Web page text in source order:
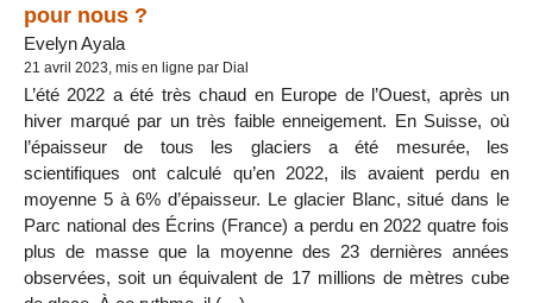
pour nous ?
Evelyn Ayala
21 avril 2023, mis en ligne par Dial
L’été 2022 a été très chaud en Europe de l’Ouest, après un
hiver marqué par un très faible enneigement. En Suisse, où
l’épaisseur de tous les glaciers a été mesurée, les
scientifiques ont calculé qu’en 2022, ils avaient perdu en
moyenne 5 à 6% d’épaisseur. Le glacier Blanc, situé dans le
Parc national des Écrins (France) a perdu en 2022 quatre fois
plus de masse que la moyenne des 23 dernières années
observées, soit un équivalent de 17 millions de mètres cube